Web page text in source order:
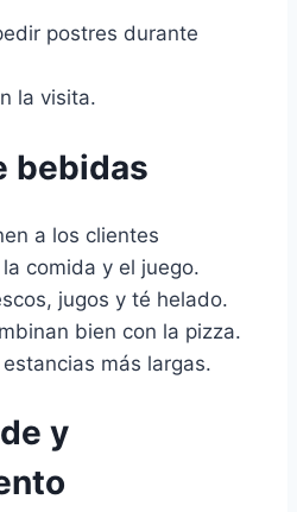
postres durante
la visita.
bebidas
a los clientes
comida y el juego.
jugos y té helado.
bien con la pizza.
más largas.
y